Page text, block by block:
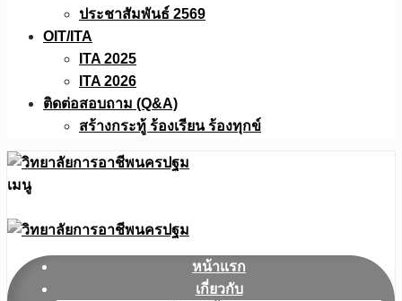
ประชาสัมพันธ์ 2569
OIT/ITA
ITA 2025
ITA 2026
ติดต่อสอบถาม (Q&A)
สร้างกระทู้ ร้องเรียน ร้องทุกข์
เมนู
หน้าแรก
เกี่ยวกับ